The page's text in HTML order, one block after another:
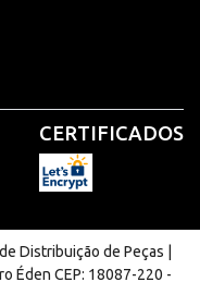
CERTIFICADOS
Distribuição de Peças |
Éden CEP: 18087-220 -